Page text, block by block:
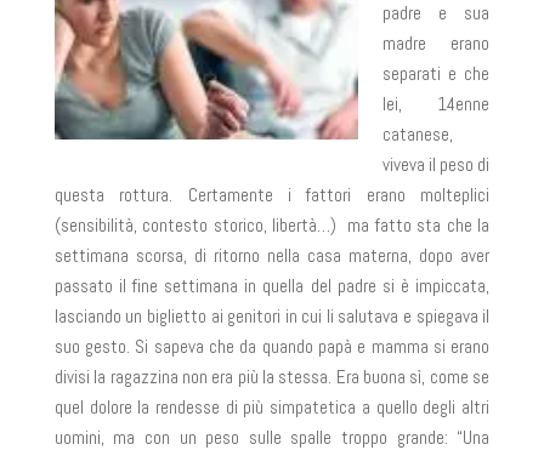
padre e sua
madre erano
separati e che
lei, 14enne
catanese,
viveva il peso di
questa rottura. Certamente i fattori erano molteplici
(sensibilità, contesto storico, libertà…) ma fatto sta che la
settimana scorsa, di ritorno nella casa materna, dopo aver
passato il fine settimana in quella del padre si è impiccata,
lasciando un biglietto ai genitori in cui li salutava e spiegava il
suo gesto. Si sapeva che da quando papà e mamma si erano
divisi la ragazzina non era più la stessa. Era buona sì, come se
quel dolore la rendesse di più simpatetica a quello degli altri
uomini, ma con un peso sulle spalle troppo grande: “Una